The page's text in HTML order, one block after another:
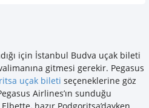
için İstanbul Budva uçak bileti
gitmesi gerekir. Pegasus
uçak bileti seçeneklerine göz
Airlines’ın sunduğu